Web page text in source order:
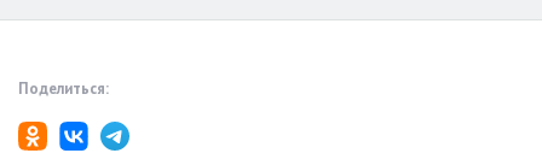
Поделиться: